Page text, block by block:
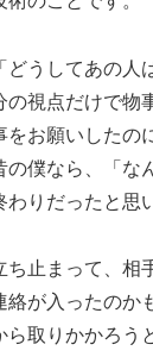
どうしてあの人
の視点だけで物
をお願いしたの
の僕なら、「な
りだったと思
ち止まって、相
絡が入ったのか
ら取りかかろう